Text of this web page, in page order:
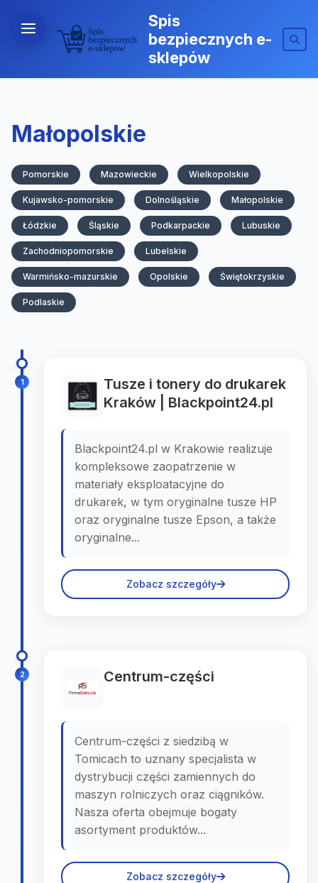
Spis
bezpiecznych e-
sklepów
Małopolskie
Pomorskie Mazowieckie Wielkopolskie
Kujawsko-pomorskie Dolnośląskie Małopolskie
Łódzkie Śląskie Podkarpackie Lubuskie
Zachodniopomorskie Lubelskie
Warmińsko-mazurskie Opolskie Świętokrzyskie
Podlaskie
1
Tusze i tonery do drukarek
Kraków | Blackpoint24.pl
Blackpoint24.pl w Krakowie realizuje
kompleksowe zaopatrzenie w
materiały eksploatacyjne do
drukarek, w tym oryginalne tusze HP
oraz oryginalne tusze Epson, a także
oryginalne...
Zobacz szczegóły
2 Centrum-części
Centrum-części z siedzibą w
Tomicach to uznany specjalista w
dystrybucji części zamiennych do
maszyn rolniczych oraz ciągników.
Nasza oferta obejmuje bogaty
asortyment produktów...
Zobacz szczegóły